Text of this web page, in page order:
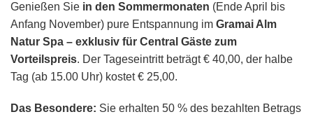
Genießen Sie in den Sommermonaten (Ende April bis
Anfang November) pure Entspannung im Gramai Alm
Natur Spa – exklusiv für Central Gäste zum
Vorteilspreis. Der Tageseintritt beträgt € 40,00, der halbe
Tag (ab 15.00 Uhr) kostet € 25,00.
Das Besondere: Sie erhalten 50 % des bezahlten Betrags